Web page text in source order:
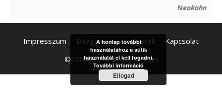
Neokohn
Impresszum Beágyazható widgetek
Kapcsolat
©2004-2026 hirolvaso.com
A honlap további
használatához a sütik
használatát el kell fogadni.
További információ
Elfogad